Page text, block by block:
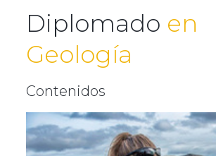
Diplomado en
Geología
Contenidos